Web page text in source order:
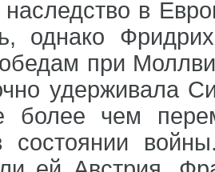
наследство в
однако
при
удерживала
более чем
состоянии